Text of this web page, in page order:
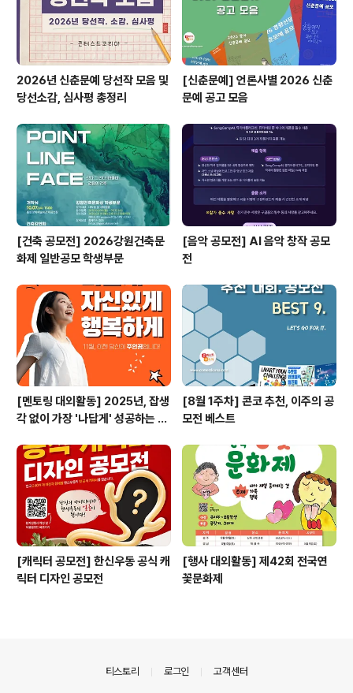
2026년 신춘문예 당선작 모음 및
당선소감, 심사평 총정리
[신춘문예] 언론사별 2026 신춘
문예 공고 모음
[건축 공모전] 2026강원건축문
화제 일반공모 학생부문
[음악 공모전] AI 음악 창작 공모
전
[멘토링 대외활동] 2025년, 잡생
각 없이 가장 '나답게' 성공하는 법
[8월 1주차] 콘코 추천, 이주의 공
모전 베스트
[캐릭터 공모전] 한신우동 공식 캐
릭터 디자인 공모전
[행사 대외활동] 제42회 전국연
꽃문화제
티스토리 로그인 고객센터